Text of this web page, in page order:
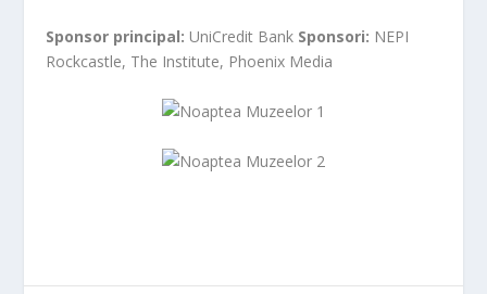
Sponsor principal: UniCredit Bank Sponsori: NEPI
Rockcastle, The Institute, Phoenix Media